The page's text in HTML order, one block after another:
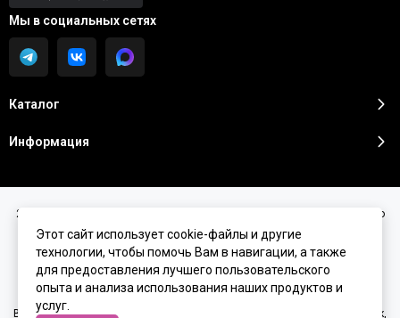
Каталог
Информация
Мы в социальных сетях
2026 © Sunshine Premium | Косметика премиум класса для домашнего
ухода.Карта сайта
Вся представленная на сайте информация, касающаяся характеристик,
Этот сайт использует cookie-файлы и другие
технологии, чтобы помочь Вам в навигации, а также
для предоставления лучшего пользовательского
опыта и анализа использования наших продуктов и
услуг.